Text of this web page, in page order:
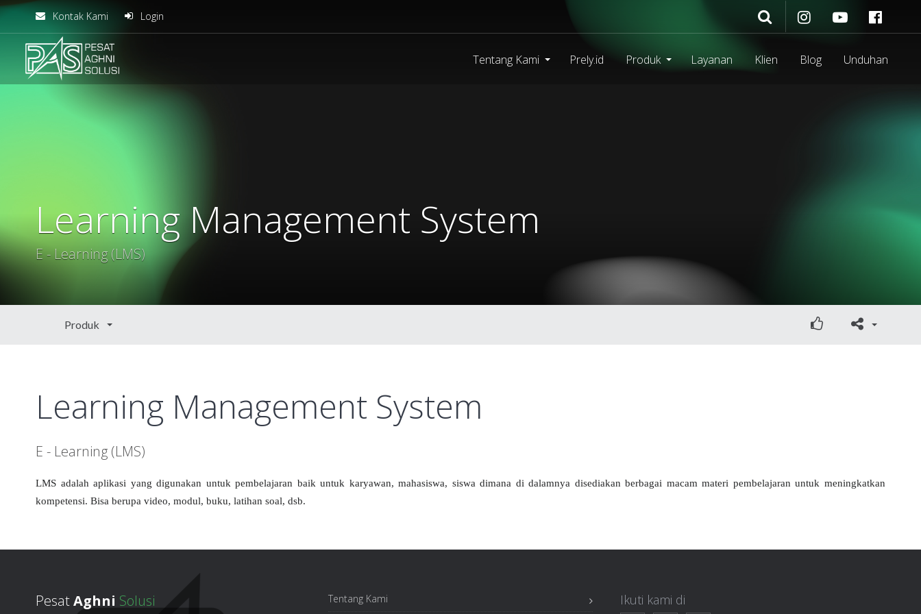
Kontak Kami Login
solusiteknis
Tentang Kami Prely.id Produk Layanan Klien Blog Unduhan
Learning Management System
E - Learning (LMS)
Produk
Learning Management System
E - Learning (LMS)
LMS adalah aplikasi yang digunakan untuk pembelajaran baik untuk karyawan, mahasiswa, siswa dimana di dalamnya disediakan berbagai macam materi pembelajaran untuk meningkatkan
kompetensi. Bisa berupa video, modul, buku, latihan soal, dsb.
PesatAghni Solusi Tentang Kami Ikuti kami di